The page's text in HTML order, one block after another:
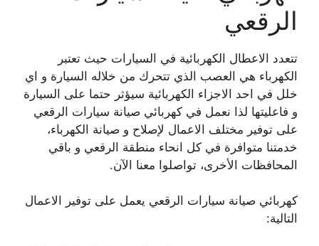
الرقعي
تتعدد الاعطال الكهربائية في السيارات حيث تعتبر
الكهرباء هي العصب الذي تتحرك من خلاله السيارة و اي
خلل في احد الاجزاء الكهربائية سيؤثر حتما على السيارة
و فاعليتها لذا نعمل في كهربائي صيانة سيارات الرقعي
على توفير مختلف الاعمال لإصلاح و صيانة الكهرباء،
خدمتنا متوافرة في كل انحاء منطقة الرقعي و باقي
المحافظات الأخرى، تواصلوا معنا الآن.
كهربائي صيانة سيارات الرقعي يعمل على توفير الاعمال
التالية: